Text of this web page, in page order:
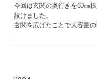
今回は玄関の奥行きを60㎝
設けました。
玄関を広げたことで大容量の